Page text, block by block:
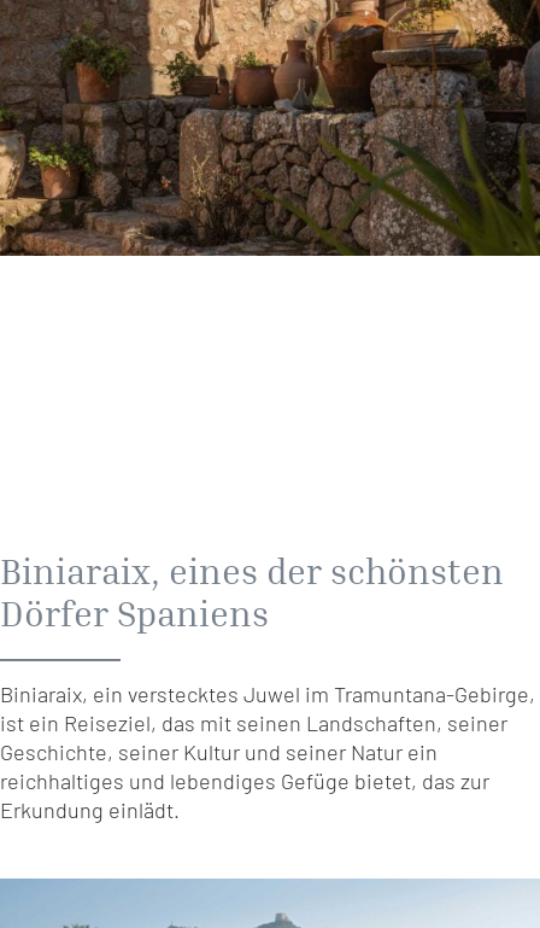
Biniaraix, eines der schönsten
Dörfer Spaniens
Biniaraix, ein verstecktes Juwel im Tramuntana-Gebirge,
ist ein Reiseziel, das mit seinen Landschaften, seiner
Geschichte, seiner Kultur und seiner Natur ein
reichhaltiges und lebendiges Gefüge bietet, das zur
Erkundung einlädt.